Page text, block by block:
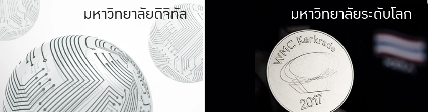
มหาวิทยาลัยรับผิดชอบต่อสังคม
ร่วมมือกับชุมชน เพื่อความกินดีอยู่ดี
และความสุขอย่างยั่งยืน
มองปัญหาในภาพกว้าง
แก้ไขจากปัญหาจุดเล็กๆ
มหาวิทยาลัยดิจิทัล มหาวิทยา
พร้อมที่จ
และผลักดันในการใช้ระบบส
เพื่อการทำงานแ
มหาวิทยาลัยระดับโลก